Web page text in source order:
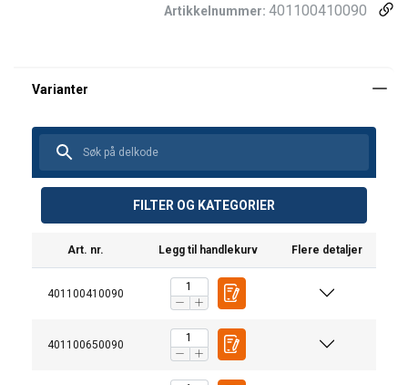
Artikkelnummer: 401100410090
FILTER OG KATEGORIER
Art. nr. Legg til handlekurv Flere detaljer
401100410090
401100650090